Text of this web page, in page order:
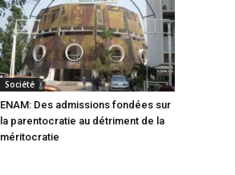
Société
ENAM: Des admissions fondées sur
la parentocratie au détriment de la
méritocratie